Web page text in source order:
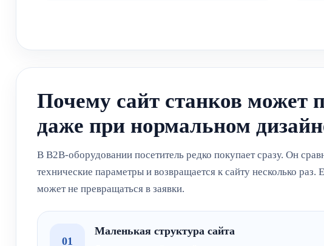
Почему сайт станков может
даже при нормальном
В B2B-оборудовании посетитель редко покупает сразу. Он
технические параметры и возвращается к сайту несколько раз.
может не превращаться в заявки.
01
Маленькая структура сайта